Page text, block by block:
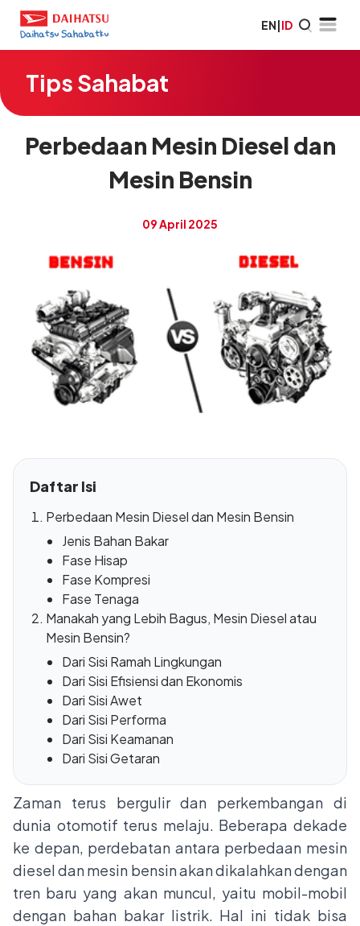
EN|ID
Tips Sahabat
Perbedaan Mesin Diesel dan
Mesin Bensin
09 April 2025
Daftar Isi
Perbedaan Mesin Diesel dan Mesin Bensin
Jenis Bahan Bakar
Fase Hisap
Fase Kompresi
Fase Tenaga
Manakah yang Lebih Bagus, Mesin Diesel atau
Mesin Bensin?
Dari Sisi Ramah Lingkungan
Dari Sisi Efisiensi dan Ekonomis
Dari Sisi Awet
Dari Sisi Performa
Dari Sisi Keamanan
Dari Sisi Getaran
Zaman terus bergulir dan perkembangan di
dunia otomotif terus melaju. Beberapa dekade
ke depan, perdebatan antara perbedaan mesin
diesel dan mesin bensin akan dikalahkan dengan
tren baru yang akan muncul, yaitu mobil-mobil
dengan bahan bakar listrik. Hal ini tidak bisa